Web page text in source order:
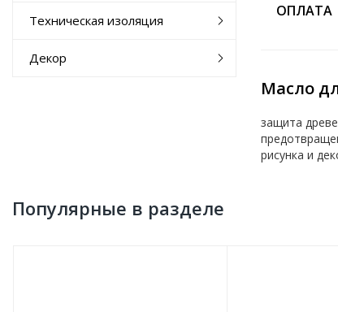
Техническая изоляция
Декор
ОПЛАТА
Масло
защита
рисунка и
Популярные в разделе